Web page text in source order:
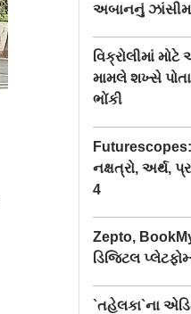
અબાનનું
વિક્રોલીમાં
મામલે શખ્સે
ભોંકી
નક્ષત્રો, અર્થ,
4
Zepto,
ડિજિટલ
`તહેલકા`ના